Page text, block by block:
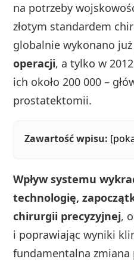
na potrzeby
złotym standardem
globalnie wykonano
operacji, a tylko w
ich około 200 000 –
prostatektomii.
Zawartość wpisu:
Wpływ systemu
technologię,
chirurgii precyzyjnej,
i poprawiając wyniki
fundamentalna zmiana